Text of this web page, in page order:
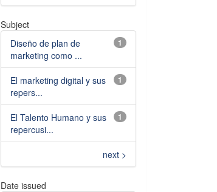
Subject
1
Diseño de plan de
marketing como ...
1
El marketing digital y sus
repers...
1
El Talento Humano y sus
repercusi...
next >
Date issued